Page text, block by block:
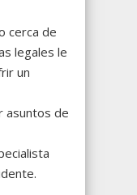
cerca de
legales le
un
asuntos de